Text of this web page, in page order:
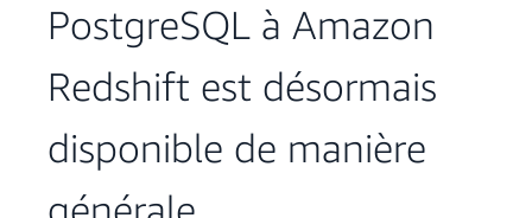
PostgreSQL à Amazon
Redshift est désormais
disponible de manière